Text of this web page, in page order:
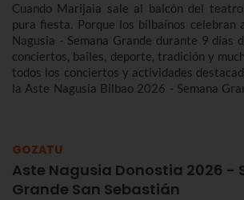
Cuando Marijaia sale al balcón del
pura fiesta. Porque los bilbaínos celebran
Nagusia - Semana Grande durante 9 días
conciertos, bailes, deporte, tradición y
todos los conciertos y actividades
la Aste Nagusia Bilbao 2026 - Semana
GOZATU
Aste Nagusia Donostia 2026 -
Grande San Sebastián